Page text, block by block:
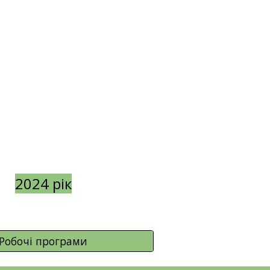
2024 рік
Робочі програми